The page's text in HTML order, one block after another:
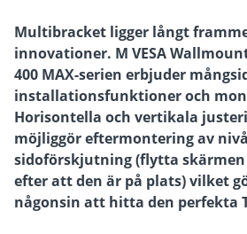
Multibracket ligger långt
innovationer. M VESA
400 MAX-serien erbjuder
installationsfunktioner och
Horisontella och vertikala
möjliggör eftermontering av
sidoförskjutning (flytta
efter att den är på plats) vilket
någonsin att hitta den perfekta